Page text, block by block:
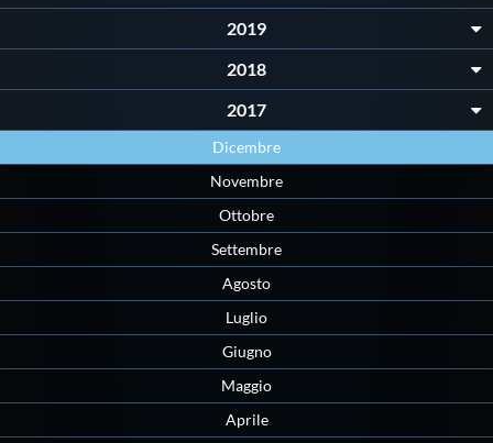
2019
2018
2017
Dicembre
Novembre
Ottobre
Settembre
Agosto
Luglio
Giugno
Maggio
Aprile